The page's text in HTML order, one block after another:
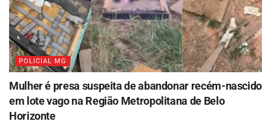
POLICIAL MG
Mulher é presa suspeita de abandonar recém-nascido
em lote vago na Região Metropolitana de Belo
Horizonte